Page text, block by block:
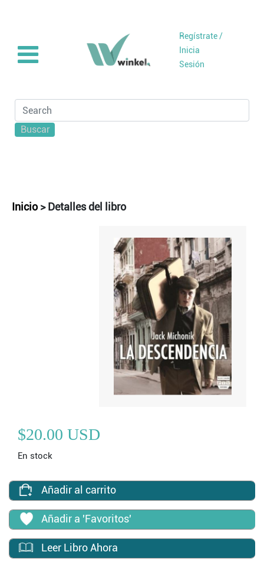
Regístrate /
Inicia
Sesión
Buscar
Inicio >Detalles del libro
$20.00 USD
En stock
Añadir al carrito
Añadir a 'Favoritos'
Leer Libro Ahora